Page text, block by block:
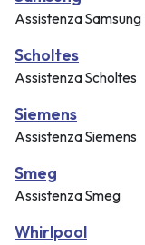
Assistenza Samsung
Scholtes
Assistenza Scholtes
Siemens
Assistenza Siemens
Smeg
Assistenza Smeg
Whirlpool